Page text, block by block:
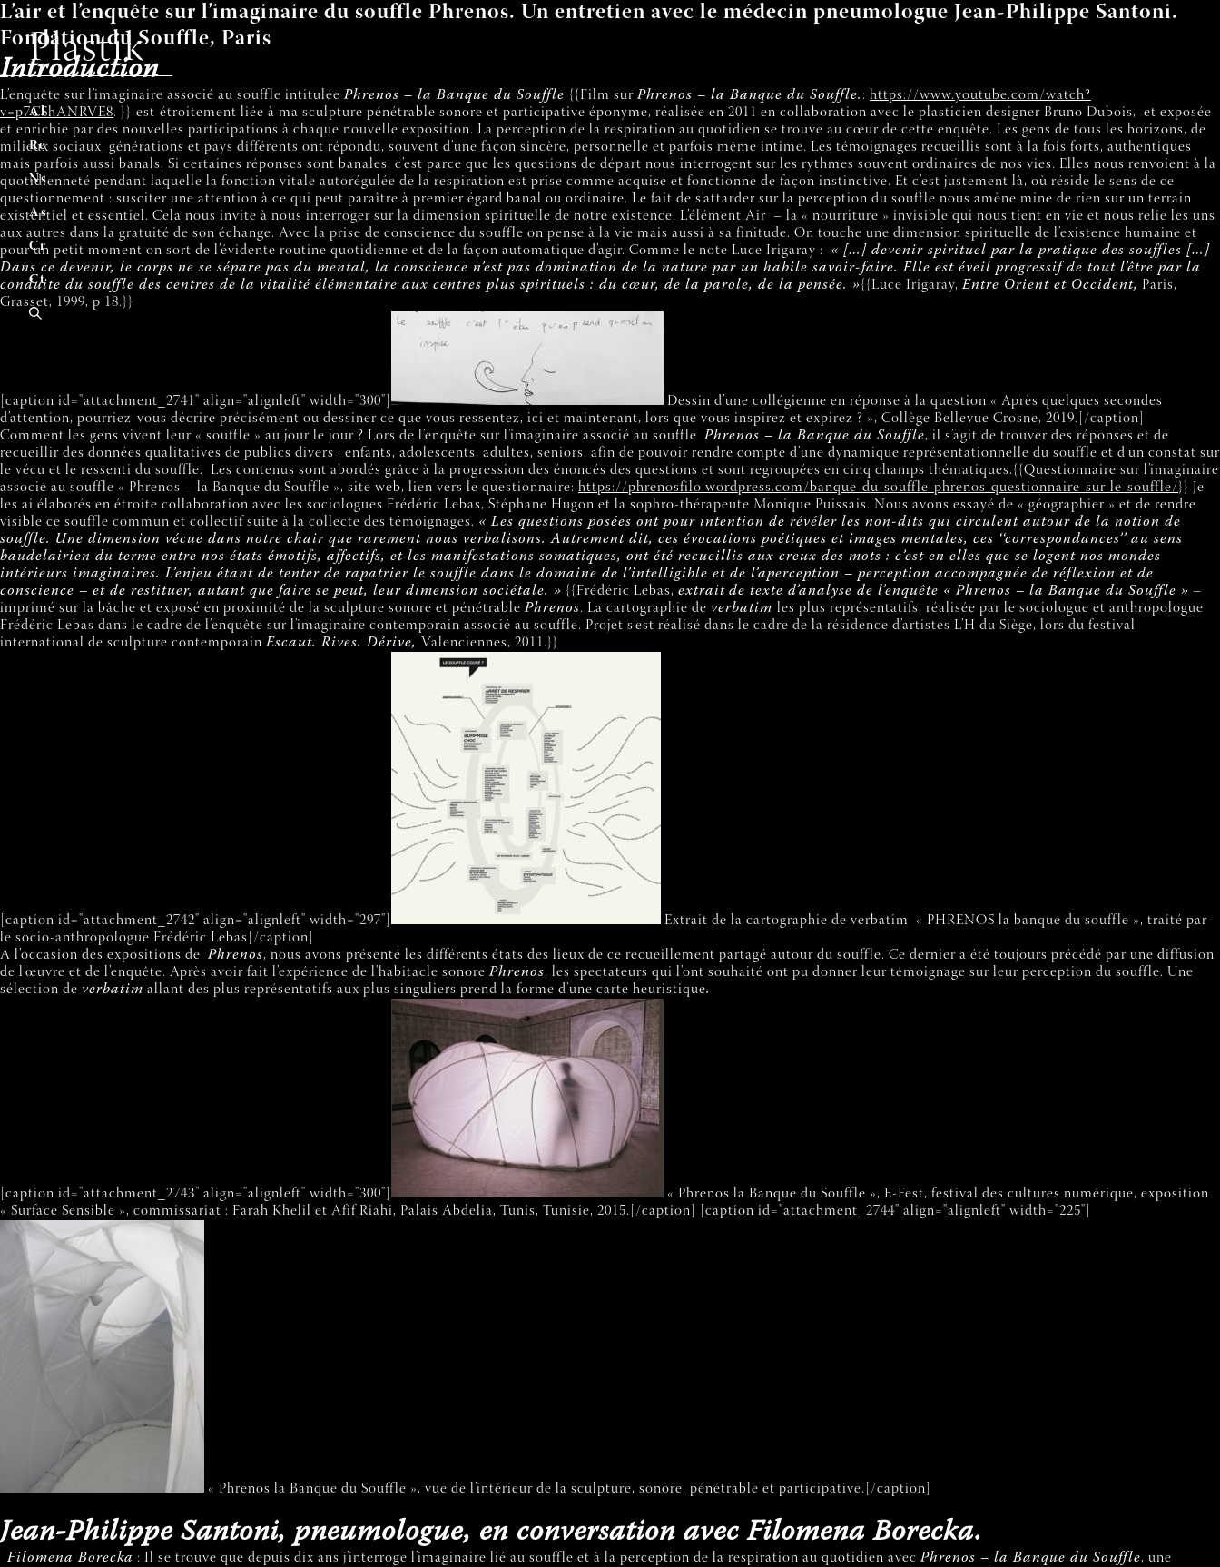
L’air et l’enquête sur l’imaginaire du souffle Phrenos. Un entretien avec le médecin pneumologue Jean-Philippe Santoni.
Fondation du Souffle, Paris
Introduction
L’enquête sur l’imaginaire associé au souffle intituléePhrenos – la Banque du Souffle {{Film surPhrenos – la Banque du Souffle.: https://www.youtube.com/watch?
v=p7CShANRVE8. }} est étroitement liée à ma sculpture pénétrable sonore et participative éponyme, réalisée en 2011 en collaboration avec le plasticien designer Bruno Dubois,
et exposée
et enrichie par des nouvelles participations à chaque nouvelle exposition. La perception de la respiration au quotidien se trouve au cœur de cette enquête. Les gens de tous les horizons, de
milieux sociaux, générations et pays différents ont répondu, souvent d’une façon sincère, personnelle et parfois même intime. Les témoignages recueillis sont à la fois forts, authentiques
mais parfois aussi banals. Si certaines réponses sont banales, c’est parce que les questions de départ nous interrogent sur les rythmes souvent ordinaires de nos vies. Elles nous renvoient à la
quotidienneté pendant laquelle la fonction vitale autorégulée de la respiration est prise comme acquise et fonctionne de façon instinctive. Et c’est justement là, où réside le sens de ce
questionnement : susciter une attention à ce qui peut paraître à premier égard banal ou ordinaire. Le fait de s’attarder sur la perception du souffle nous amène mine de rien sur un terrain
existentiel et essentiel. Cela nous invite à nous interroger sur la dimension spirituelle de notre existence. L’élément Air – la « nourriture » invisible qui nous tient en vie et nous relie les uns
aux autres dans la gratuité de son échange. Avec la prise de conscience du souffle on pense à la vie mais aussi à sa finitude. On touche une dimension spirituelle de l’existence humaine et
pour un petit moment on sort de l’évidente routine quotidienne et de la façon automatique d’agir. Comme le note Luce Irigaray :
« […] devenir spirituel par la pratique des souffles […]
Dans ce devenir, le corps ne se sépare pas du mental, la conscience n’est pas domination de la nature par un habile savoir-faire. Elle est éveil progressif de tout l’être par la
conduite du souffle des centres de la vitalité élémentaire aux centres plus spirituels : du cœur, de la parole, de la pensée. »{{Luce Irigaray,Entre Orient et Occident, Paris,
Grasset, 1999, p 18.}}
[caption id="attachment_2741" align="alignleft" width="300"]
Dessin d’une collégienne en réponse à la question « Après quelques secondes
d’attention, pourriez-vous décrire précisément ou dessiner ce que vous ressentez, ici et maintenant, lors que vous inspirez et expirez ? », Collège Bellevue Crosne, 2019.[/caption]
Comment les gens vivent leur « souffle » au jour le jour ? Lors de l’enquête sur l’imaginaire associé au soufflePhrenos – la Banque du Souffle, il s’agit de trouver des réponses et de
recueillir des données qualitatives de publics divers : enfants, adolescents, adultes, seniors, afin de pouvoir rendre compte d’une dynamique représentationnelle du souffle et d’un constat sur
le vécu et le ressenti du souffle.
Les contenus sont abordés grâce à la progression des énoncés des questions et sont regroupées en cinq champs thématiques.{{Questionnaire sur l’imaginaire
associé au souffle « Phrenos – la Banque du Souffle », site web, lien vers le questionnaire: https://phrenosfilo.wordpress.com/banque-du-souffle-phrenos-questionnaire-sur-le-souffle/}} Je
les ai élaborés en étroite collaboration avec les sociologues Frédéric Lebas, Stéphane Hugon et la sophro-thérapeute Monique Puissais. Nous avons essayé de « géographier » et de rendre
visible ce souffle commun et collectif suite à la collecte des témoignages. « Les questions posées ont pour intention de révéler les non-dits qui circulent autour de la notion de
souffle. Une dimension vécue dans notre chair que rarement nous verbalisons. Autrement dit, ces évocations poétiques et images mentales, ces ‘‘correspondances’’ au sens
baudelairien du terme entre nos états émotifs, affectifs, et les manifestations somatiques, ont été recueillis aux creux des mots : c’est en elles que se logent nos mondes
intérieurs imaginaires. L’enjeu étant de tenter de rapatrier le souffle dans le domaine de l’intelligible et de l’aperception – perception accompagnée de réflexion et de
conscience – et de restituer, autant que faire se peut, leur dimension sociétale. » {{Frédéric Lebas, extrait de texte d’analyse de l’enquête « Phrenos – la Banque du Souffle » –
imprimé sur la bâche et exposé en proximité de la sculpture sonore et pénétrablePhrenos. La cartographie de verbatim les plus représentatifs, réalisée par le sociologue et anthropologue
Frédéric Lebas dans le cadre de l’enquête sur l’imaginaire contemporain associé au souffle. Projet s’est réalisé dans le cadre de la résidence d’artistes L’H du Siège, lors du festival
international de sculpture contemporainEscaut. Rives. Dérive, Valenciennes, 2011.}}
[caption id="attachment_2742" align="alignleft" width="297"]
Extrait de la cartographie de verbatim « PHRENOS la banque du souffle », traité par
le socio-anthropologue Frédéric Lebas[/caption]
A l’occasion des expositions dePhrenos, nous avons présenté les différents états des lieux de ce recueillement partagé autour du souffle. Ce dernier a été toujours précédé par une diffusion
de l’œuvre et de l’enquête. Après avoir fait l’expérience de l’habitacle sonorePhrenos, les spectateurs qui l’ont souhaité ont pu donner leur témoignage sur leur perception du souffle. Une
sélection de verbatim allant des plus représentatifs aux plus singuliers prend la forme d’une carte heuristique.
[caption id="attachment_2743" align="alignleft" width="300"]
« Phrenos la Banque du Souffle », E-Fest, festival des cultures numérique, exposition
« Surface Sensible », commissariat : Farah Khelil et Afif Riahi, Palais Abdelia, Tunis, Tunisie, 2015.[/caption] [caption id="attachment_2744" align="alignleft" width="225"]
« Phrenos la Banque du Souffle », vue de l’intérieur de la sculpture, sonore, pénétrable et participative.[/caption]
Jean-Philippe Santoni, pneumologue, en conversation avec FilomenaBorecka.
Filomena Borecka : Il se trouve que depuis dix ans j’interroge l’imaginaire lié au souffle et à la perception de la respiration au quotidien avecPhrenos – la Banque du Souffle, une
Plastik
Accuei
l
Revu
e
Numéro
s
Auteur
s
Contribue
r
Contac
t